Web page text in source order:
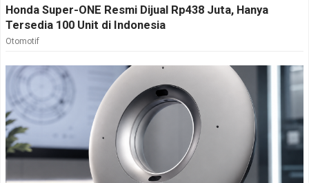
Honda Super-ONE Resmi Dijual Rp438 Juta, Hanya
Tersedia 100 Unit di Indonesia
Otomotif